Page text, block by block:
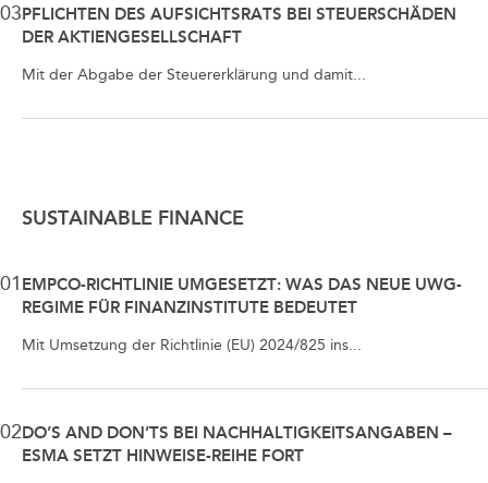
03 PFLICHTEN DES AUFSICHTSRATS BEI STEUERSCHÄDEN
DER AKTIENGESELLSCHAFT
Mit der Abgabe der Steuererklärung und damit...
SUSTAINABLE FINANCE
01 EMPCO-RICHTLINIE UMGESETZT: WAS DAS NEUE UWG-
REGIME FÜR FINANZINSTITUTE BEDEUTET
Mit Umsetzung der Richtlinie (EU) 2024/825 ins...
02 DO’S AND DON’TS BEI NACHHALTIGKEITSANGABEN –
ESMA SETZT HINWEISE-REIHE FORT